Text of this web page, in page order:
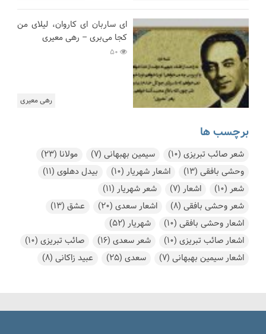
رهی معیری
ای ساربان ای کاروان، لیلای من
کجا می‌بری – رهی معیری
برچسب ها
شعر صائب تبریزی(10) سیمین بهبهانی(7) مولانا (23)
وحشی بافقی(13) اشعار شهریار(10) بیدل دهلوی(11)
شعر(10) اشعار(7) شعر شهریار(11)
شعر وحشی بافقی(8) اشعار سعدی(20) عشق(13)
اشعار وحشی بافقی(10) شهریار(52)
اشعار صائب تبریزی(10) شعر سعدی(16) صائب تبریزی(10)
اشعار سیمین بهبهانی(7) سعدی(25) عبید زاکانی(8)